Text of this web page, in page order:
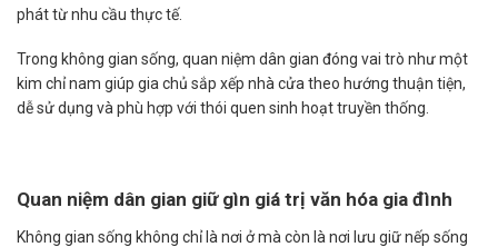
phát từ nhu cầu thực tế.
Trong không gian sống, quan niệm dân gian đóng vai trò như một
kim chỉ nam giúp gia chủ sắp xếp nhà cửa theo hướng thuận tiện,
dễ sử dụng và phù hợp với thói quen sinh hoạt truyền thống.
Quan niệm dân gian giữ gìn giá trị văn hóa gia đình
Không gian sống không chỉ là nơi ở mà còn là nơi lưu giữ nếp sống